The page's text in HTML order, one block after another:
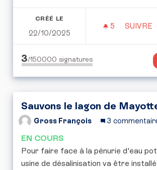
CRÉÉ LE
22/10/2025
5 5
SUIVRE
3/150000 signatures
Sauvons le lagon de
Gross François 3
EN COURS
Pour faire face à la pénurie d'eau
usine de désalinisation va être